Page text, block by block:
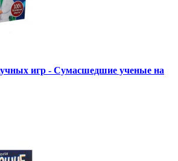
игр - Сумасшедшие ученые на